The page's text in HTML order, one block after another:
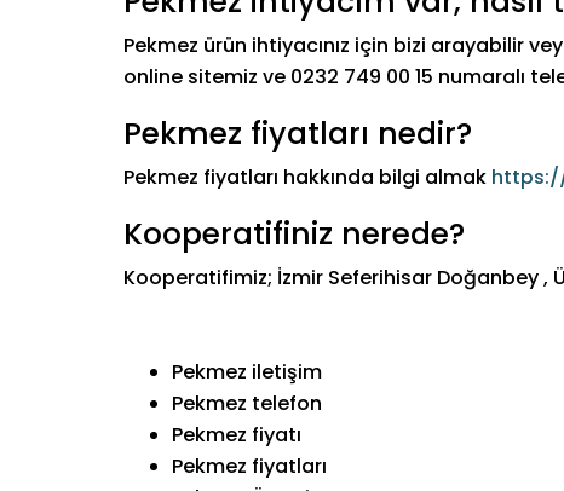
Pekmez ürün ihtiyacınız için bizi arayabilir
online sitemiz ve 0232 749 00 15 numaralı
Pekmez fiyatları nedir?
Pekmez fiyatları hakkında bilgi almak
Kooperatifiniz nerede?
Kooperatifimiz; İzmir Seferihisar Doğanbey ,
Pekmez iletişim
Pekmez telefon
Pekmez fiyatı
Pekmez fiyatları